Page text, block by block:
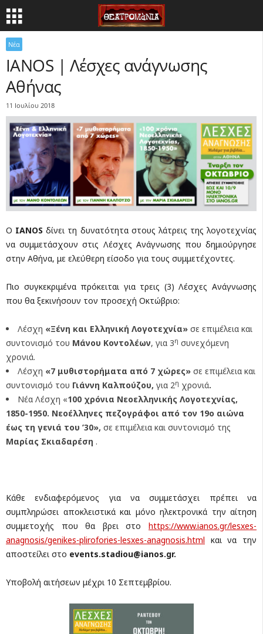
Νέα
IANOS | Λέσχες ανάγνωσης
Αθήνας
11 Ιουλίου 2018
O IANOS δίνει τη δυνατότητα στους λάτρεις της λογοτεχνίας
να συμμετάσχουν στις Λέσχες Ανάγνωσης που δημιούργησε
στην Αθήνα, με ελεύθερη είσοδο για τους συμμετέχοντες.
Πιο συγκεκριμένα πρόκειται για τρεις (3) Λέσχες Ανάγνωσης
που θα ξεκινήσουν τον προσεχή Οκτώβριο:
Λέσχη «Ξένη και Ελληνική Λογοτεχνία» σε επιμέλεια και
συντονισμό του Μάνου Κοντολέων, για 3η συνεχόμενη
χρονιά.
Λέσχη «7 μυθιστορήματα από 7 χώρες» σε επιμέλεια και
συντονισμό του Γιάννη Καλπούζου, για 2η χρονιά.
Νέα Λέσχη «100 χρόνια Νεοελληνικής Λογοτεχνίας,
1850-1950. Νεοέλληνες πεζογράφοι από τον 19ο αιώνα
έως τη γενιά του ’30», σε επιμέλεια και συντονισμό της
Μαρίας Σκιαδαρέση .
Κάθε ενδιαφερόμενος για να συμμετάσχει πρέπει να
συμπληρώσει αποκλειστικά και μόνο ηλεκτρονικά την αίτηση
συμμετοχής που θα βρει στο https://www.ianos.gr/lesxes-
anagnosis/genikes-plirofories-lesxes-anagnosis.html και να την
αποστείλει στο events.stadiou@ianos.gr.
Υποβολή αιτήσεων μέχρι 10 Σεπτεμβρίου.